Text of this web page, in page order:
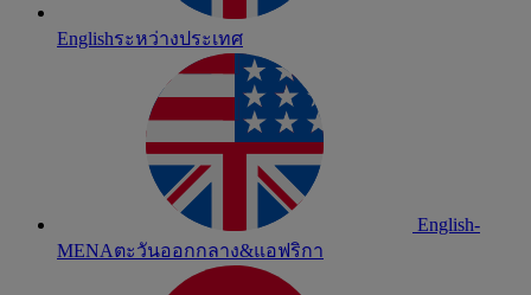
Englishระหว่างประเทศ
English-
MENAตะวันออกกลาง&แอฟริกา